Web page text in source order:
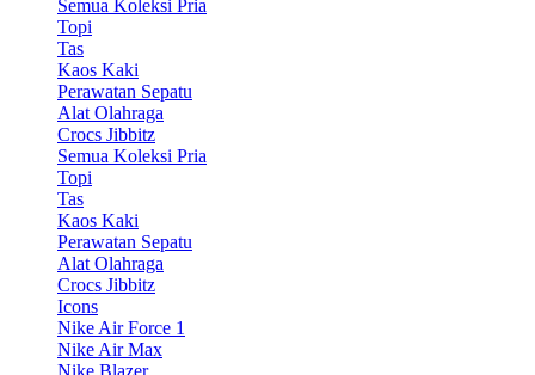
Semua Koleksi Pria
Topi
Tas
Kaos Kaki
Perawatan Sepatu
Alat Olahraga
Crocs Jibbitz
Semua Koleksi Pria
Topi
Tas
Kaos Kaki
Perawatan Sepatu
Alat Olahraga
Crocs Jibbitz
Icons
Nike Air Force 1
Nike Air Max
Nike Blazer